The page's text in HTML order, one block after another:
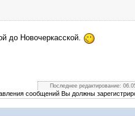
до Новочеркасской.
Последнее редактирование:
сообщений Вы должны